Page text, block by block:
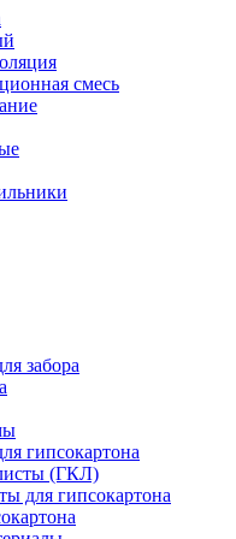
смесь
забора
гипсокартона
(ГКЛ)
для гипсокартона